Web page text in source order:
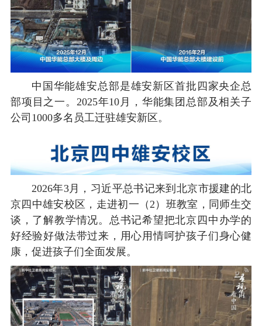
中国华能雄安总部是雄安新区首批四家央企总
部项目之一。2025年10月，华能集团总部及相关子
公司1000多名员工迁驻雄安新区。
2026年3月，习近平总书记来到北京市援建的北
京四中雄安校区，走进初一（2）班教室，同师生交
谈，了解教学情况。总书记希望把北京四中办学的
好经验好做法带过来，用心用情呵护孩子们身心健
康，促进孩子们全面发展。